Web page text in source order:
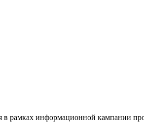
в рамках информационной кампании